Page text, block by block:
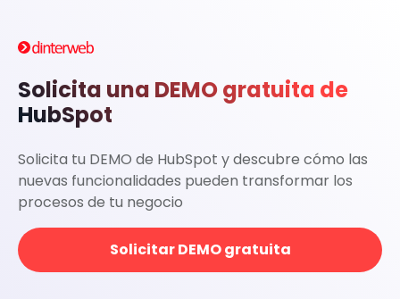
Solicita una DEMO gratuita de
HubSpot
Solicita tu DEMO de HubSpot y descubre cómo las
nuevas funcionalidades pueden transformar los
procesos de tu negocio
Solicitar DEMO gratuita